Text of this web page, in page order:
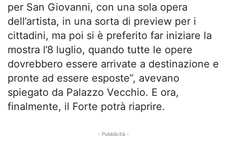
per San Giovanni, con una sola opera
dell’artista, in una sorta di preview per i
cittadini, ma poi si è preferito far iniziare la
mostra l’8 luglio, quando tutte le opere
dovrebbero essere arrivate a destinazione e
pronte ad essere esposte”, avevano
spiegato da Palazzo Vecchio. E ora,
finalmente, il Forte potrà riaprire.
- Pubblicità -